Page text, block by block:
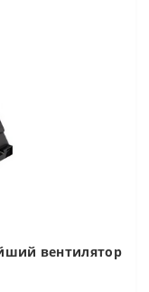
вентилятор